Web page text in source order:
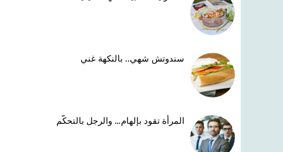
سندوتش شهي.. بالنكهة غني
المرأة تقود بإلهام… والرجل بالتحكّم